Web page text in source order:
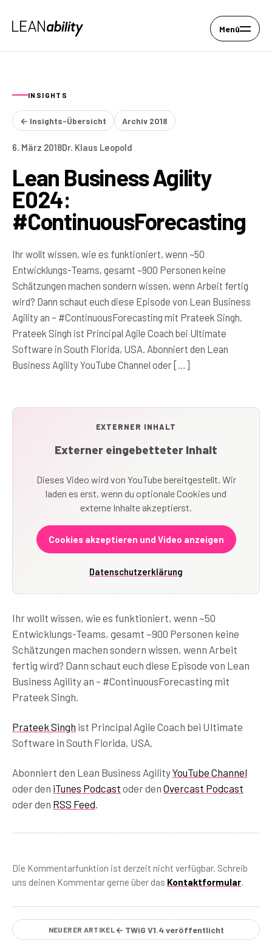
Menü
INSIGHTS
← Insights-Übersicht Archiv 2018
6. März 2018Dr. Klaus Leopold
Lean Business Agility
E024:
#ContinuousForecasting
Ihr wollt wissen, wie es funktioniert, wenn ~50
Entwicklungs-Teams, gesamt ~900 Personen keine
Schätzungen machen sondern wissen, wenn Arbeit fertig
wird? Dann schaut euch diese Episode von Lean Business
Agility an – #ContinuousForecasting mit Prateek Singh.
Prateek Singh ist Principal Agile Coach bei Ultimate
Software in South Florida, USA. Abonniert den Lean
Business Agility YouTube Channel oder […]
EXTERNER INHALT
Externer eingebetteter Inhalt
Dieses Video wird von YouTube bereitgestellt. Wir
laden es erst, wenn du optionale Cookies und
externe Inhalte akzeptierst.
Cookies akzeptieren und Video anzeigen
Datenschutzerklärung
Ihr wollt wissen, wie es funktioniert, wenn ~50
Entwicklungs-Teams, gesamt ~900 Personen keine
Schätzungen machen sondern wissen, wenn Arbeit
fertig wird? Dann schaut euch diese Episode von Lean
Business Agility an – #ContinuousForecasting mit
Prateek Singh.
Prateek Singh ist Principal Agile Coach bei Ultimate
Software in South Florida, USA.
Abonniert den Lean Business AgilityYouTube Channel
oder den iTunes Podcast oder den Overcast Podcast
oder den RSS Feed.
Die Kommentarfunktion ist derzeit nicht verfügbar. Schreib
uns deinen Kommentar gerne über das Kontaktformular.
NEUERER ARTIKEL← TWiG V1.4 veröffentlicht